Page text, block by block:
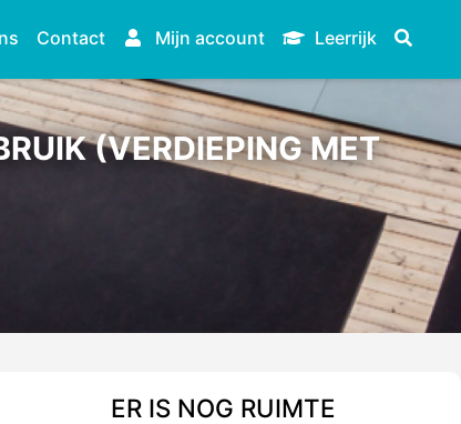
Contact Mijn account Leerrijk
(VERDIEPING MET
ER IS NOG RUIMTE